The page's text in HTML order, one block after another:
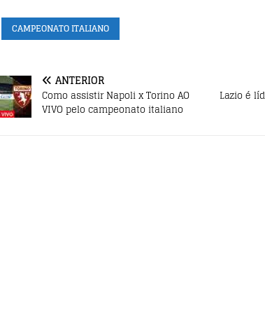
o
o
k
p
p
CAMPEONATO ITALIANO
ANTERIOR
Como assistir Napoli x Torino AO
VIVO pelo campeonato italiano
Lazio é